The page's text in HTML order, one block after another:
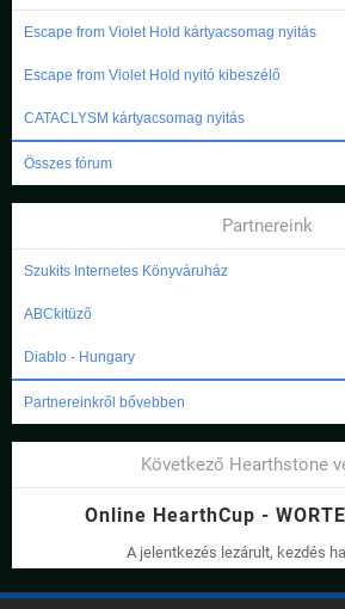
Escape from Violet Hold kártyacsomag nyitás
Escape from Violet Hold nyitó kibeszélő
CATACLYSM kártyacsomag nyitás
Összes fórum
Partnereink
Szukits Internetes Könyváruház
ABCkitüző
Diablo - Hungary
Partnereinkről bővebben
Következő Hearthstone
Online HearthCup -
A jelentkezés lezárult, kezdés